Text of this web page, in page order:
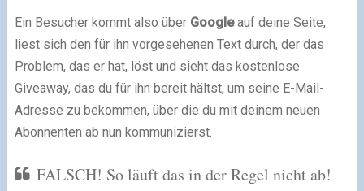
Ein Besucher kommt also über Googleauf deine Seite,
liest sich den für ihn vorgesehenen Text durch, der das
Problem, das er hat, löst und sieht das kostenlose
Giveaway, das du für ihn bereit hältst, um seine E-Mail-
Adresse zu bekommen, über die du mit deinem neuen
Abonnenten ab nun kommunizierst.
FALSCH! So läuft das in der Regel nicht ab!